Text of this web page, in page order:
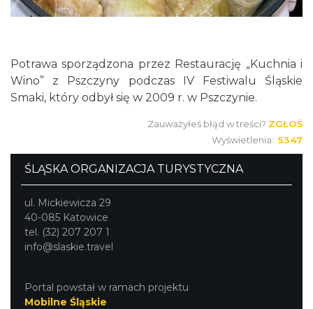
Potrawa sporządzona przez Restaurację „Kuchnia i
Wino” z Pszczyny podczas IV Festiwalu Śląskie
Smaki, który odbył się w 2009 r. w Pszczynie.
Zauważyłeś błąd w treści? ZGŁOŚ
Wyświetlenia: 5347
ŚLĄSKA ORGANIZACJA TURYSTYCZNA
ul. Mickiewicza 29
40-085 Katowice
tel. (32) 207 207 1
info@slaskie.travel
Portal powstał w ramach projektu
Mobilne Śląskie